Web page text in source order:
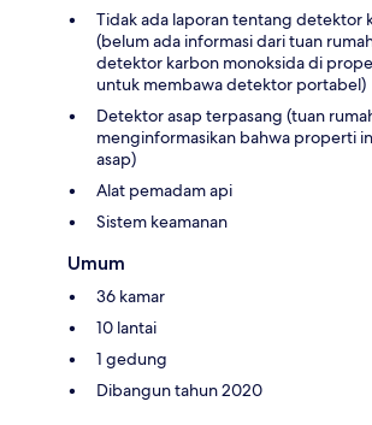
Tidak ada laporan tentang detektor
(belum ada informasi dari tuan
detektor karbon monoksida di
untuk membawa detektor portabel)
Detektor asap terpasang (tuan
menginformasikan bahwa properti
asap)
Alat pemadam api
Sistem keamanan
Umum
36 kamar
10 lantai
1 gedung
Dibangun tahun 2020